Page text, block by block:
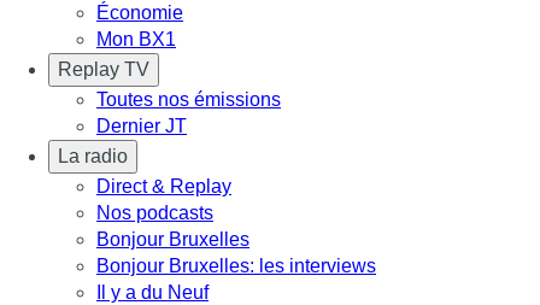
Économie
Mon BX1
Replay TV
Toutes nos émissions
Dernier JT
La radio
Direct & Replay
Nos podcasts
Bonjour Bruxelles
Bonjour Bruxelles: les interviews
Il y a du Neuf